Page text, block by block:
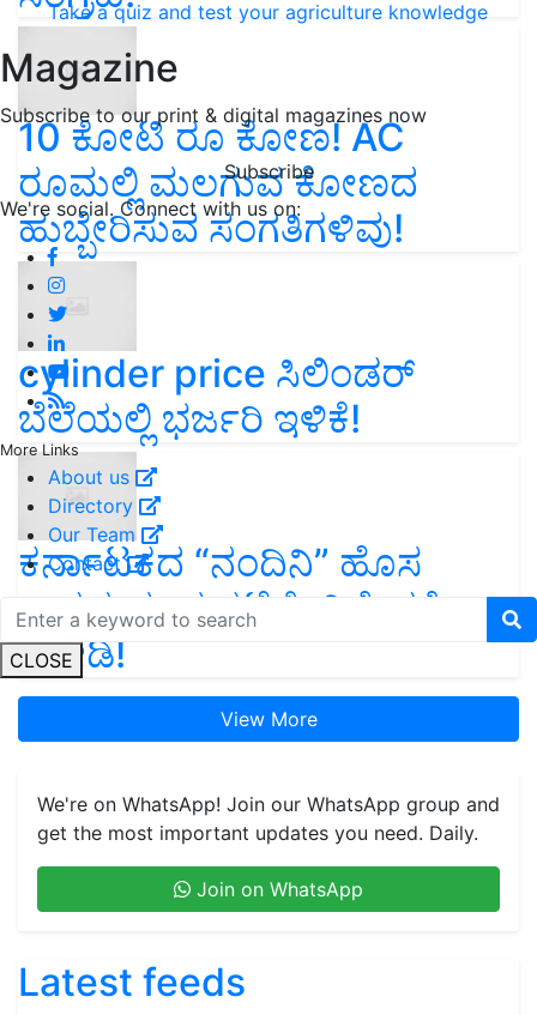
Take a quiz and test your agriculture knowledge
Magazine
Subscribe to our print & digital magazines now
Subscribe
We're social. Connect with us on:
More Links
About us
Directory
Our Team
Contact
CLOSE
10 ಕೋಟಿ ರೂ ಕೋಣ! AC
ರೂಮಲ್ಲಿ ಮಲಗುವ ಕೋಣದ
ಹುಬ್ಬೇರಿಸುವ ಸಂಗತಿಗಳಿವು!
cylinder price ಸಿಲಿಂಡರ್‌
ಬೆಲೆಯಲ್ಲಿ ಭರ್ಜರಿ ಇಳಿಕೆ!
ಕರ್ನಾಟಕದ “ನಂದಿನಿ” ಹೊಸ
ಉತ್ಪನ್ನ ಮಾರುಕಟ್ಟೆಗೆ: ವಿಶೇಷತೆ
ನೋಡಿ!
View More
We're on WhatsApp! Join our WhatsApp group and
get the most important updates you need. Daily.
Join on WhatsApp
Latest feeds